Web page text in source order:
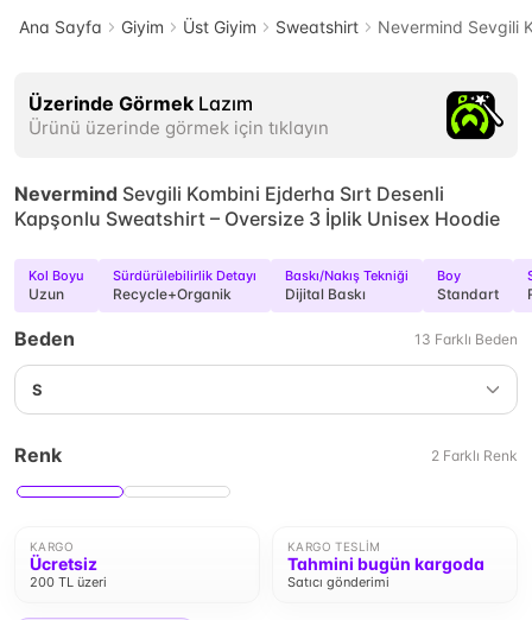
Ana Sayfa Giyim Üst Giyim Sweatshirt Nevermind Sevgili
Üzerinde Görmek Lazım
Ürünü üzerinde görmek için tıklayın
Nevermind Sevgili Kombini Ejderha Sırt Desenli
Kapşonlu Sweatshirt – Oversize 3 İplik Unisex Hoodie
Kol Boyu
Uzun
Sürdürülebilirlik Detayı
Recycle+Organik
Baskı/Nakış Tekniği
Dijital Baskı
Boy
Standart
Beden 13 Farklı Beden
S
Renk 2 Farklı Renk
KARGO
Ücretsiz
200 TL üzeri
KARGO TESLIM
Tahmini bugün kargoda
Satıcı gönderimi